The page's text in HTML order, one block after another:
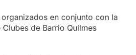
en conjunto con la
de Barrio Quilmes